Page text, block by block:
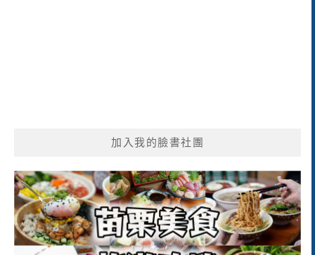
加入我的臉書社團